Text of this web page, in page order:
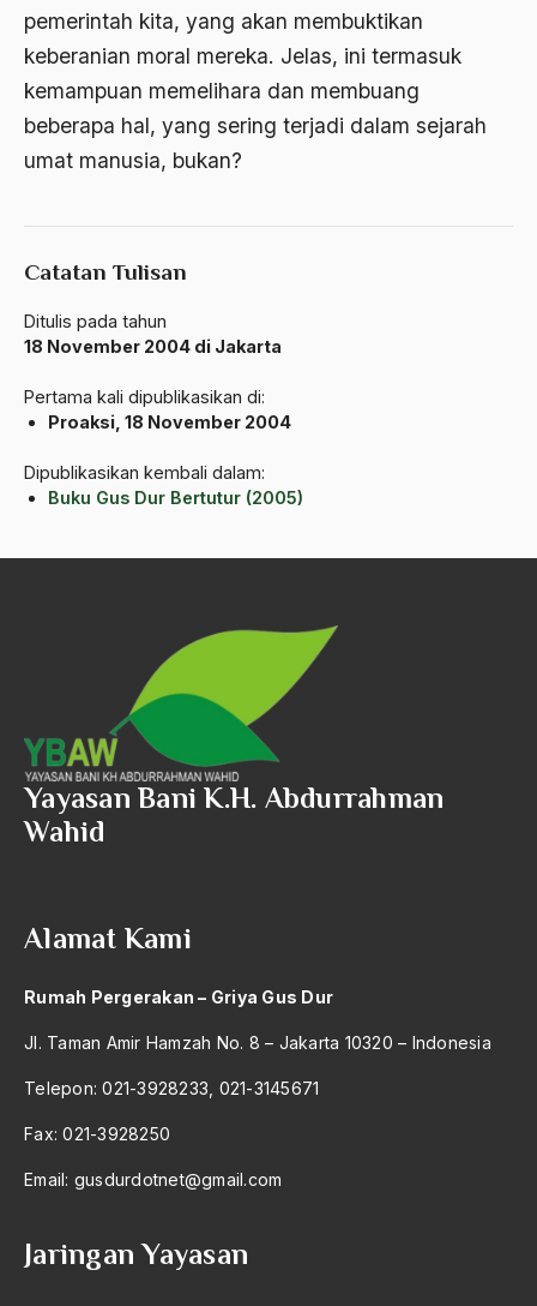
pemerintah kita, yang akan membuktikan
keberanian moral mereka. Jelas, ini termasuk
kemampuan memelihara dan membuang
beberapa hal, yang sering terjadi dalam sejarah
umat manusia, bukan?
Catatan Tulisan
Ditulis pada tahun
18 November 2004 di Jakarta
Pertama kali dipublikasikan di:
Proaksi, 18 November 2004
Dipublikasikan kembali dalam:
Buku Gus Dur Bertutur (2005)
Amirn Rais
amrozi
Anak ibrahim
Anatomi
Angkatan Laut AS
Ansor
Antarumat Beragama
Anti Kekerasan
Anti-Kekerasan
Antony Van Leeuwenhoek
antropologi
antroposentrisme
Anwar Ibrahim
apa yang kau cari palupi
arabisasi
Yayasan Bani K.H. Abdurrahman
Wahid
Alamat Kami
Rumah Pergerakan – Griya Gus Dur
Jl. Taman Amir Hamzah No. 8 – Jakarta 10320 – Indonesia
Telepon: 021-3928233, 021-3145671
Fax: 021-3928250
Email: gusdurdotnet@gmail.com
Jaringan Yayasan